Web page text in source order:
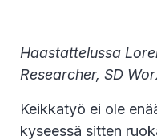
Haastattelussa
Researcher, SD
Keikkatyö ei ole
kyseessä sitten